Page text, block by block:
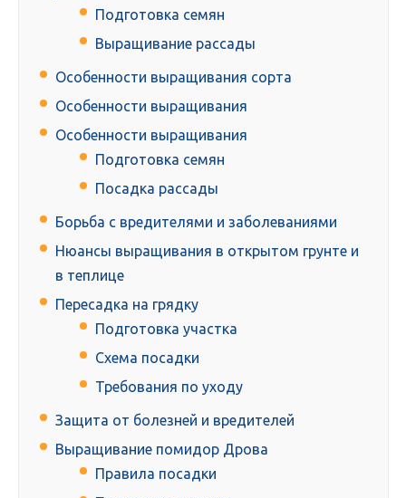
Подготовка семян
Выращивание рассады
Особенности выращивания сорта
Особенности выращивания
Особенности выращивания
Подготовка семян
Посадка рассады
Борьба с вредителями и заболеваниями
Нюансы выращивания в открытом грунте и
в теплице
Пересадка на грядку
Подготовка участка
Схема посадки
Требования по уходу
Защита от болезней и вредителей
Выращивание помидор Дрова
Правила посадки